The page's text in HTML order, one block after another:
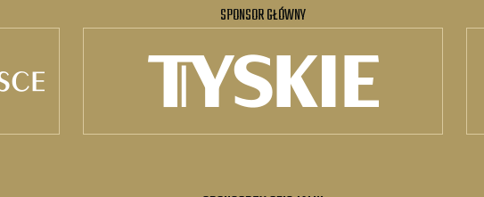
SPONSOR GŁÓWNY